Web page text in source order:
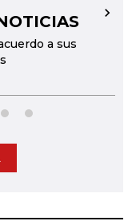
a sus
→